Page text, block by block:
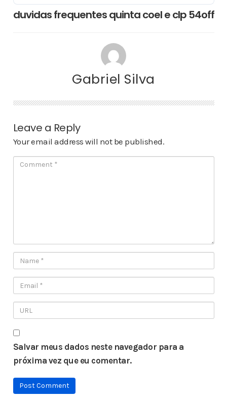
duvidas frequentes quinta coel e clp 54off
Gabriel Silva
Leave a Reply
Your email address will not be published.
Salvar meus dados neste navegador para a
próxima vez que eu comentar.